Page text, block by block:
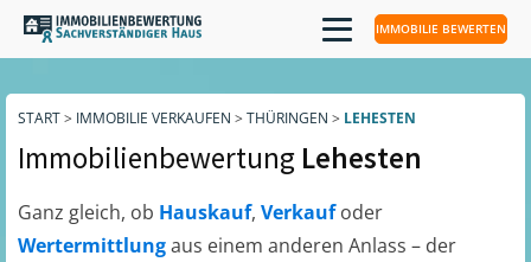
IMMOBILIE BEWERTEN
START> IMMOBILIE VERKAUFEN > THÜRINGEN > LEHESTEN
Immobilienbewertung Lehesten
Ganz gleich, ob Hauskauf, Verkaufoder
Wertermittlungaus einem anderen Anlass – der